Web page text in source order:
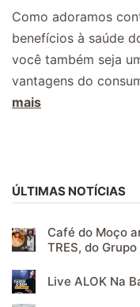
Como adoramos
benefícios à saúde
você também seja
vantagens do
mais
ÚLTIMAS NOTÍCIAS
Café do Moço
TRES, do
Live ALOK Na